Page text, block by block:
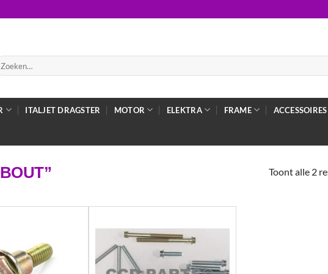
ITALJET DRAGSTER MOTOR ELEKTRA FRAME ACCESSOIRES
Toont alle 2